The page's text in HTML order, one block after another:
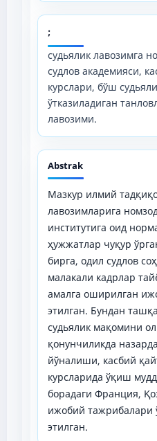
;
судьялик лавозимга
судлов академияси,
курслари, бўш
ўтказиладиган
лавозими.
Abstrak
Мазкур илмий
лавозимларига
институтига оид
ҳужжатлар чуқур
бирга, одил судлов
малакали кадрлар
амалга оширилган
этилган. Бундан
судьялик мақомини
қонунчиликда
йўналиши, касбий
курсларида ўқиш
борадаги Франция,
ижобий тажрибалари
этилган.